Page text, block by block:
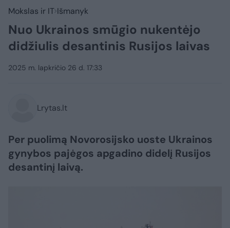
Mokslas ir IT Išmanyk
Nuo Ukrainos smūgio nukentėjo
didžiulis desantinis Rusijos laivas
2025 m. lapkričio 26 d. 17:33
Lrytas.lt
Per puolimą Novorosijsko uoste Ukrainos
gynybos pajėgos apgadino didelį Rusijos
desantinį laivą.